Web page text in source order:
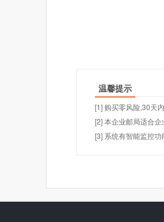
温馨提示
[1] 购买零风险,30天
[2] 本企业邮局适合
[3] 系统有智能监控